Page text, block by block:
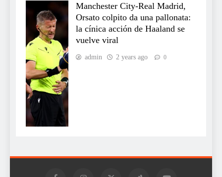
Manchester City-Real Madrid,
Orsato colpito da una pallonata:
la cínica acción de Haaland se
vuelve viral
admin 2 years ago 0